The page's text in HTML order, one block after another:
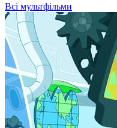
Всі мультфільми